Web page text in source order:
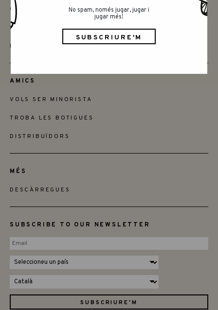
No spam, només jugar, jugar i
jugar més!
CONTACTAR
SAY HELLO
INSTAGRAM
AMICS
VOLS SER MINORISTA
TROBA LES BOTIGUES
DISTRIBUÏDORS
MÉS
DESCÀRREGUES
SUBSCRIBE TO OUR NEWSLETTER